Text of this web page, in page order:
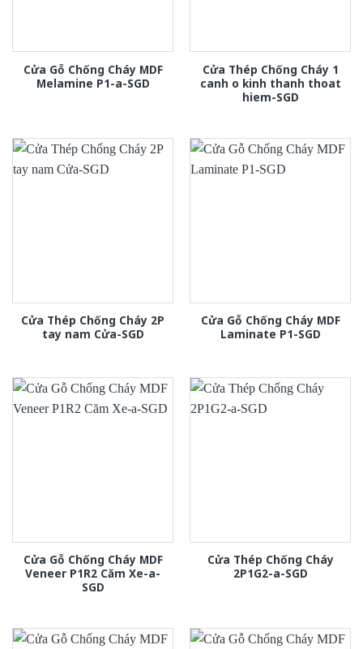
Cửa Gỗ Chống Cháy MDF
Melamine P1-a-SGD
Cửa Thép Chống Cháy 1
canh o kinh thanh thoat
hiem-SGD
Cửa Thép Chống Cháy 2P
tay nam Cửa-SGD
Cửa Gỗ Chống Cháy MDF
Laminate P1-SGD
Cửa Gỗ Chống Cháy MDF
Veneer P1R2 Căm Xe-a-
SGD
Cửa Thép Chống Cháy
2P1G2-a-SGD